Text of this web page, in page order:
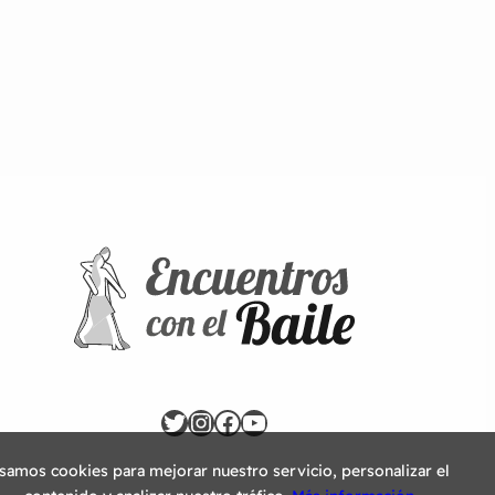
Twitter InstagramFacebook YouTube
cookies para mejorar nuestro servicio, personalizar el